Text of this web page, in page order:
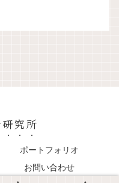
究所
ポートフォリオ
お問い合わせ